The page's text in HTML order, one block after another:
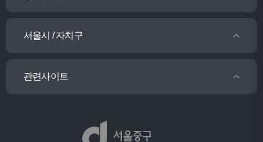
서울시 / 자치구
관련사이트